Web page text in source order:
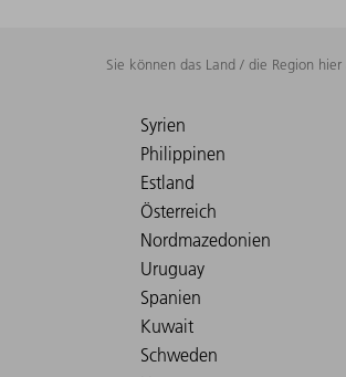
Sie können das Land / die Region hier